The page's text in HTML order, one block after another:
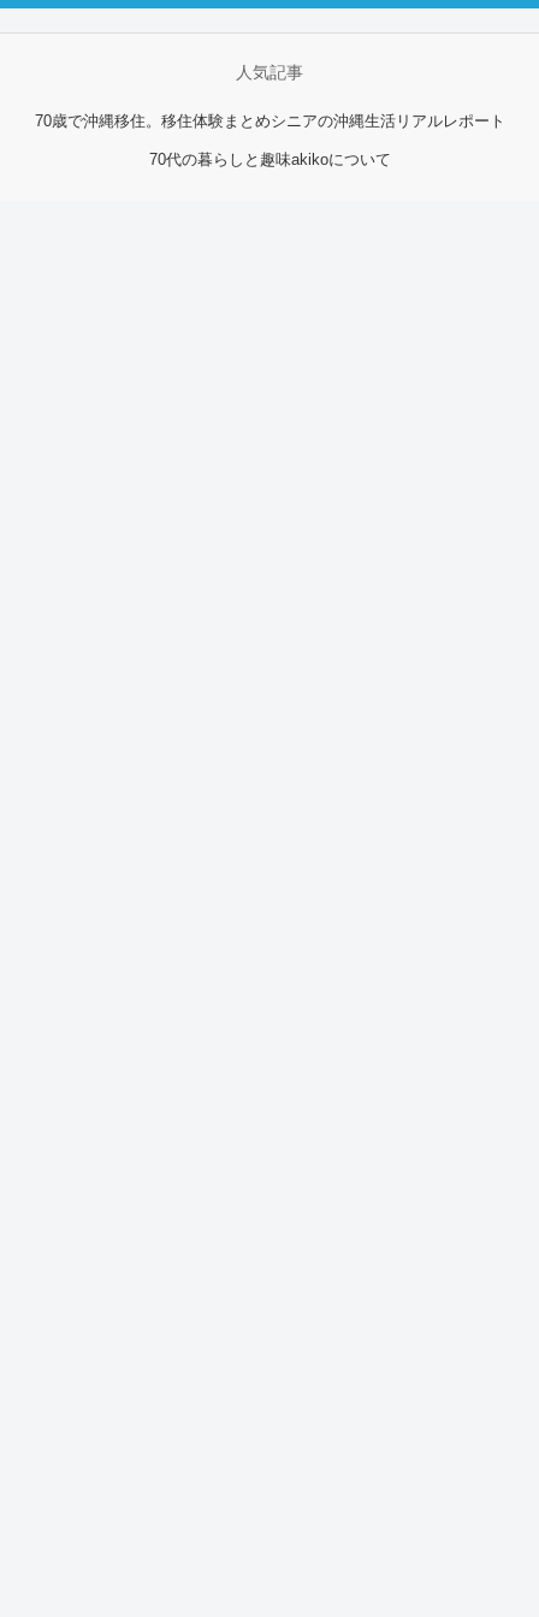
人気記事
70歳で沖縄移住。移住体験まとめシニアの沖縄生活リアルレポート
70代の暮らしと趣味akikoについて